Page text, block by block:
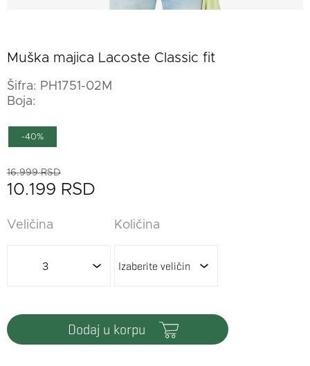
Muška majica Lacoste Classic fit
Šifra: PH1751-02M
Boja:
-40%
16.999 RSD
10.199 RSD
Veličina
3
Količina
dodaj u korpu